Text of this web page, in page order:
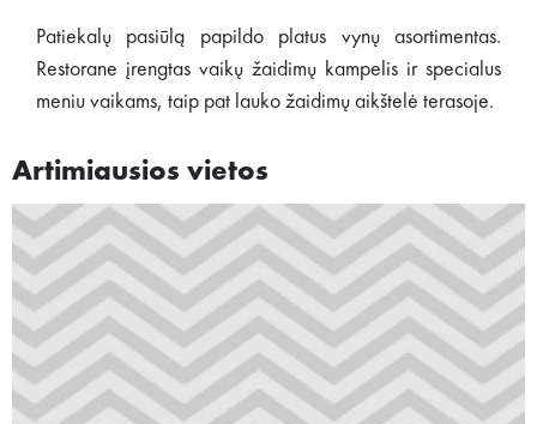
Patiekalų pasiūlą papildo platus vynų asortimentas.
Restorane įrengtas vaikų žaidimų kampelis ir specialus
meniu vaikams, taip pat lauko žaidimų aikštelė terasoje.
Artimiausios vietos